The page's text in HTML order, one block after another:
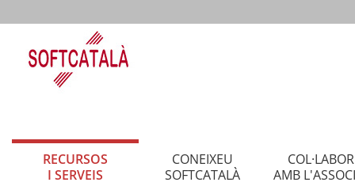
RECURSOS
I SERVEIS
CONEIXEU
SOFTCATALÀ
AMB